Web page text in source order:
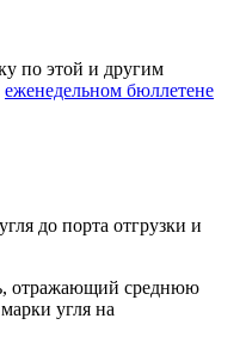
по этой и другим
еженедельном бюллетене
до порта отгрузки и
отражающий среднюю
угля на